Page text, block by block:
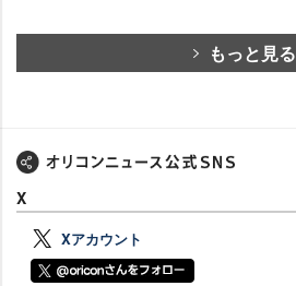
もっと見る
X
Xアカウント